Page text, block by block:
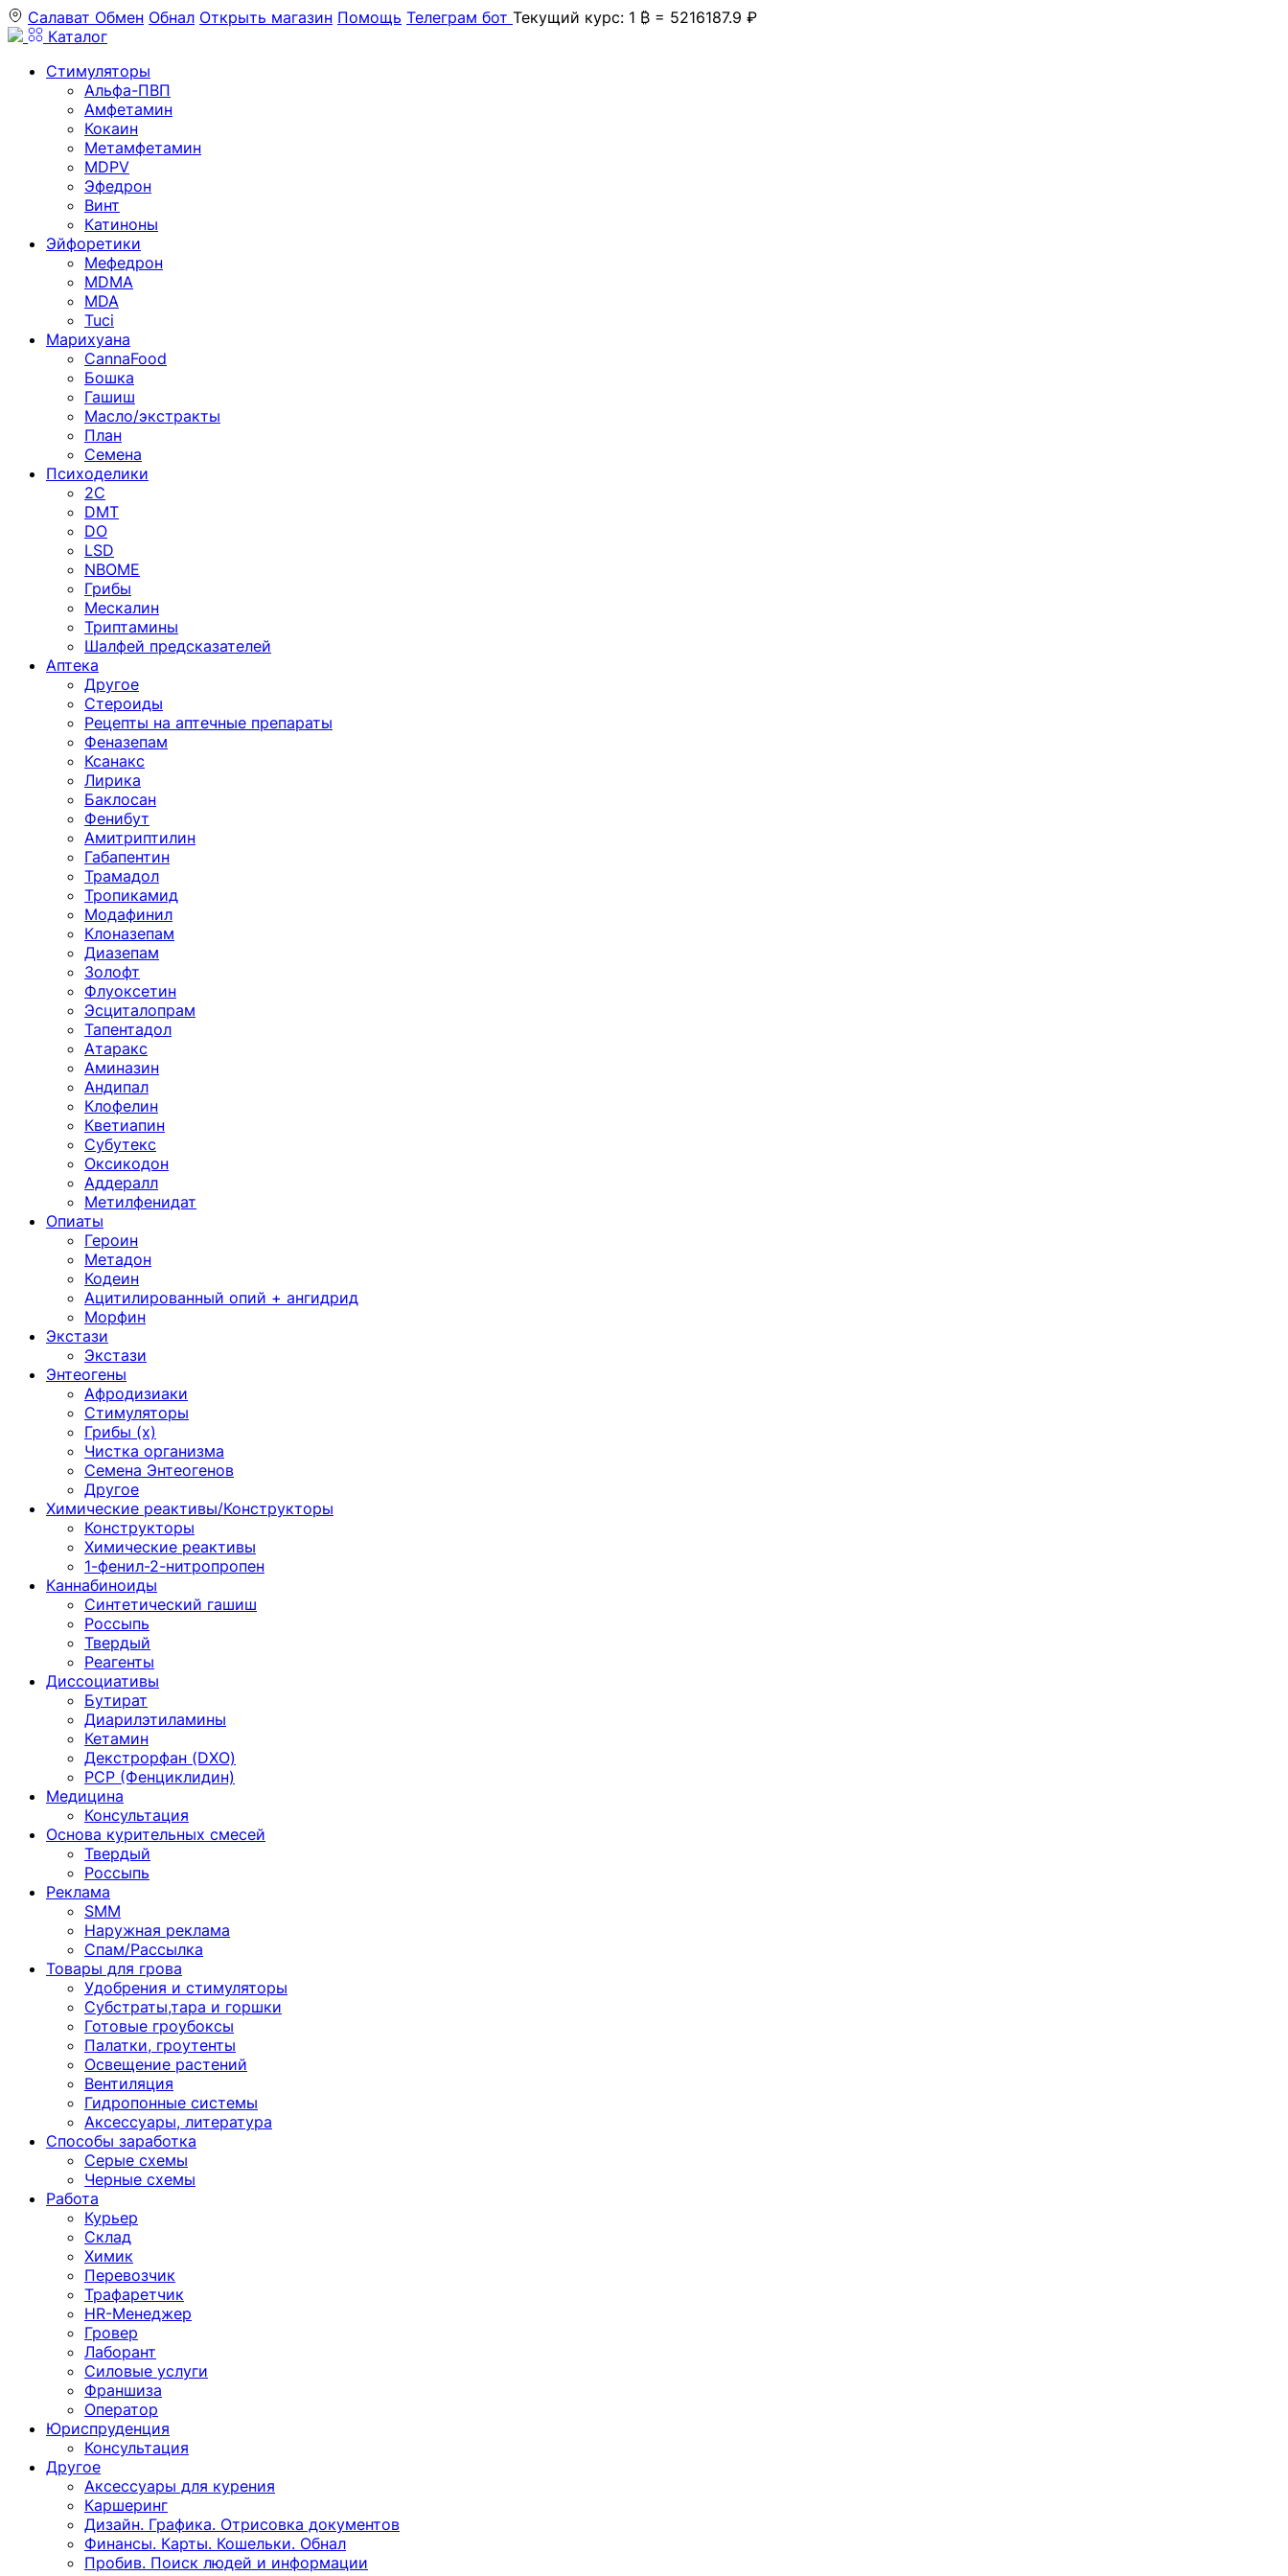
Салават Обмен Обнал Открыть магазин Помощь Телеграм бот Текущий курс: 1 ₿ = 5216187.9 ₽
Каталог
Стимуляторы
Альфа-ПВП
Амфетамин
Кокаин
Метамфетамин
MDPV
Эфедрон
Винт
Катиноны
Эйфоретики
Мефедрон
MDMA
MDA
Tuci
Марихуана
CannaFood
Бошка
Гашиш
Масло/экстракты
План
Семена
Психоделики
2C
DMT
DO
LSD
NBOME
Грибы
Мескалин
Триптамины
Шалфей предсказателей
Аптека
Другое
Стероиды
Рецепты на аптечные препараты
Феназепам
Ксанакс
Лирика
Баклосан
Фенибут
Амитриптилин
Габапентин
Трамадол
Тропикамид
Модафинил
Клоназепам
Диазепам
Золофт
Флуоксетин
Эсциталопрам
Тапентадол
Атаракс
Аминазин
Андипал
Клофелин
Кветиапин
Субутекс
Оксикодон
Аддералл
Метилфенидат
Опиаты
Героин
Метадон
Кодеин
Ацитилированный опий + ангидрид
Морфин
Экстази
Экстази
Энтеогены
Афродизиаки
Стимуляторы
Грибы (х)
Чистка организма
Семена Энтеогенов
Другое
Химические реактивы/Конструкторы
Конструкторы
Химические реактивы
1-фенил-2-нитропропен
Каннабиноиды
Синтетический гашиш
Россыпь
Твердый
Реагенты
Диссоциативы
Бутират
Диарилэтиламины
Кетамин
Декстрорфан (DXO)
PCP (Фенциклидин)
Медицина
Консультация
Основа курительных смесей
Твердый
Россыпь
Реклама
SMM
Наружная реклама
Спам/Рассылка
Товары для грова
Удобрения и стимуляторы
Субстраты,тара и горшки
Готовые гроубоксы
Палатки, гроутенты
Освещение растений
Вентиляция
Гидропонные системы
Аксессуары, литература
Способы заработка
Серые схемы
Черные схемы
Работа
Курьер
Склад
Химик
Перевозчик
Трафаретчик
HR-Менеджер
Гровер
Лаборант
Силовые услуги
Франшиза
Оператор
Юриспруденция
Консультация
Другoе
Аксессуары для курения
Каршеринг
Дизайн. Графика. Отрисовка документов
Финансы. Карты. Кошельки. Обнал
Пробив. Поиск людей и информации